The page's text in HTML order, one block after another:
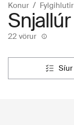
Konur Fylgihlutir
Snjallúr
22 vörur
síur